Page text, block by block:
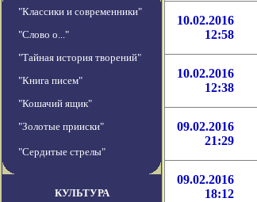
"Классики и современники"
"Слово о..."
"Тайная история творений"
"Книга писем"
"Кошачий ящик"
"Золотые прииски"
"Сердитые стрелы"
КУЛЬТУРА
10.02.2016
12:58
10.02.2016
12:38
09.02.2016
21:29
09.02.2016
18:12